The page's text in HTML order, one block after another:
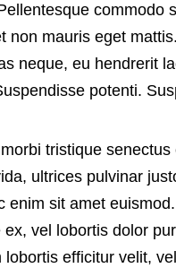
commodo
non mauris eget
neque, eu hendrerit
potenti.
tristique
ultrices pulvinar
enim sit amet
vel lobortis dolor
lobortis efficitur velit,